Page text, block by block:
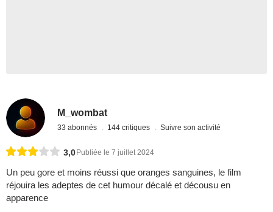
M_wombat
33 abonnés 144 critiques Suivre son activité
3,0 Publiée le 7 juillet 2024
Un peu gore et moins réussi que oranges sanguines, le film
réjouira les adeptes de cet humour décalé et décousu en
apparence